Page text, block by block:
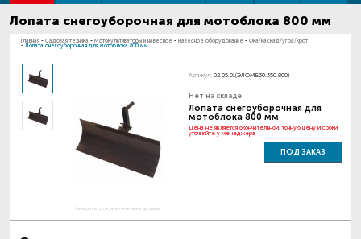
Лопата снегоуборочная для мотоблока 800 мм
Главная - Садовая техника - Мотокультиваторы и навесное - Навесное оборудование - Ока/каскад/угра/крот
- Лопата снегоуборочная для мотоблока 800 мм
Наведите для увеличения картинки
Артикул: 02.05.01(ЭЛОМБ30.350.800)
Нет на складе
Лопата снегоуборочная для
мотоблока 800 мм
Цена не является окончательной, точную цену и сроки
уточняйте у менеджера
ПОД ЗАКАЗ